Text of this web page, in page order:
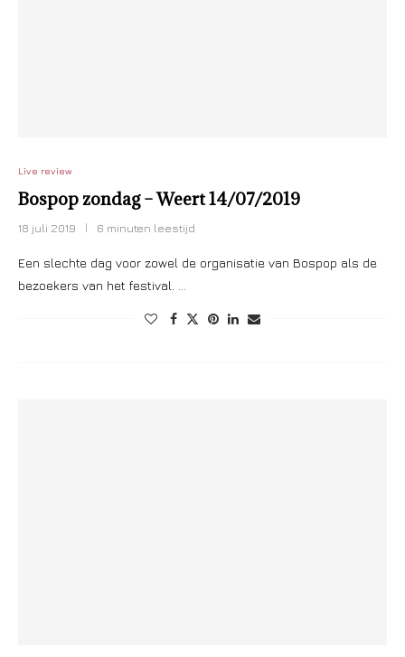
Live review
Bospop zondag – Weert 14/07/2019
18 juli 2019 6 minuten leestijd
Een slechte dag voor zowel de organisatie van Bospop als de
bezoekers van het festival. …